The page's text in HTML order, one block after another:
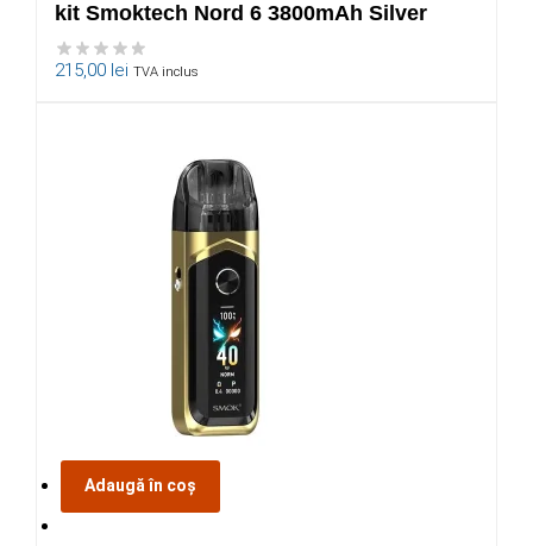
kit Smoktech Nord 6 3800mAh Silver
215,00 lei TVA inclus
Adaugă în coș